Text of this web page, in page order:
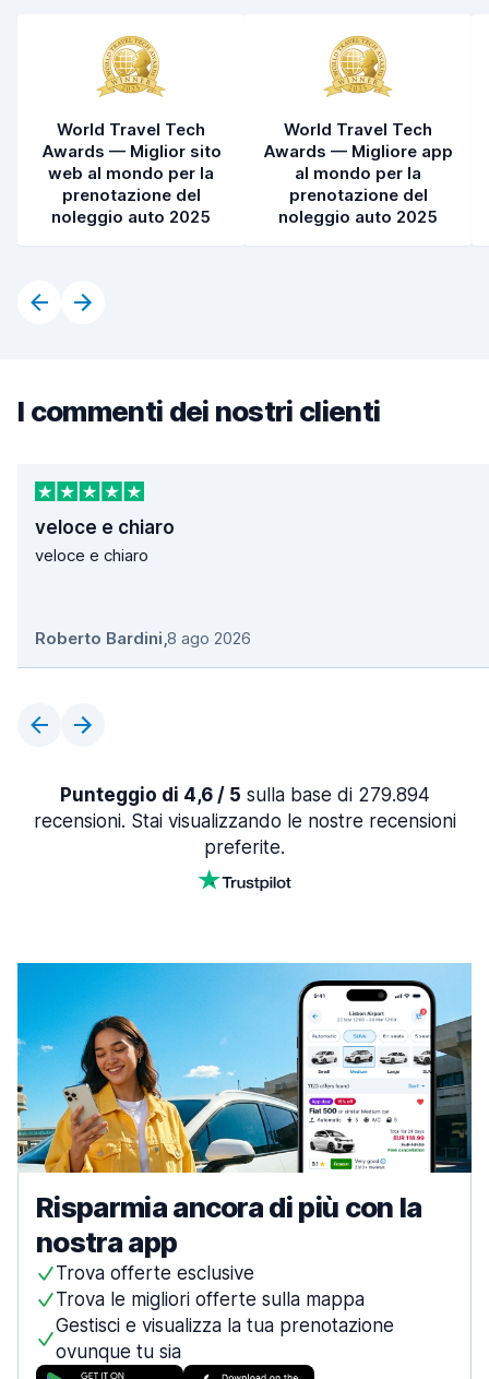
World Travel Tech
Awards — Miglior sito
web al mondo per la
prenotazione del
noleggio auto 2025
World Travel Tech
Awards — Migliore app
al mondo per la
prenotazione del
noleggio auto 2025
I commenti dei nostri clienti
veloce e chiaro
veloce e chiaro
Roberto Bardini,8 ago 2026
Punteggio di 4,6 / 5 sulla base di 279.894
recensioni. Stai visualizzando le nostre recensioni
preferite.
Risparmia ancora di più con la
nostra app
Trova offerte esclusive
Trova le migliori offerte sulla mappa
Gestisci e visualizza la tua prenotazione
ovunque tu sia